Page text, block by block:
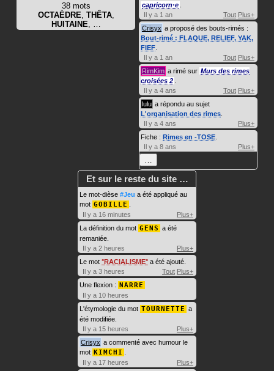
38 mots
OCTAÈDRE, THÊTA,
HUITAINE, …
capricorn·e
Il y a 1 an
Tout Plus+
Crisyx a proposé des bouts-rimés :
Bout-rimé : FLAQUE, RELIEF, YAK,
FIEF
Il y a 1 an
Tout Plus+
RimKim a rimé sur Murs des rimes
croisées 2
Il y a 4 ans
Tout Plus+
lulu a répondu au sujet
L'organisation des rimes
Il y a 4 ans
Plus+
Fiche : Rimes en -TOSE
Il y a 8 ans
Plus+
…
Et sur le reste du site …
Le mot-dièse #Jeu a été appliqué au
mot GOBILLE
Il y a 16 minutes
Plus+
La définition du mot GENS a été
remaniée.
Il y a 2 heures
Plus+
Le mot
RACIALISME a été ajouté.
Il y a 3 heures
Tout Plus+
Une flexion :
NARRE
Il y a 10 heures
L'étymologie du mot TOURNETTE a
été modifiée.
Il y a 15 heures
Plus+
Crisyx a commenté avec humour le
mot KIMCHI
Il y a 17 heures
Plus+